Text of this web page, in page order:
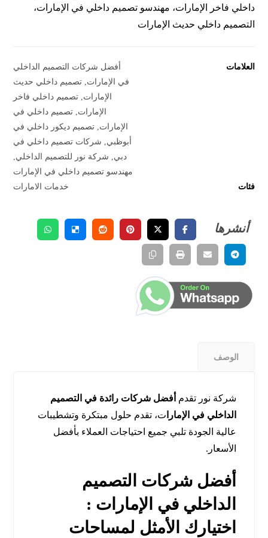
داخلي فاخر الإمارات، مهندسو تصميم داخلي في الإمارات،
التصميم داخلي حديث الإمارات
العلامات
أفضل شركات التصميم الداخلي
في الإمارات, تصميم داخلي حديث
الإمارات, تصميم داخلي فاخر
الإمارات, تصميم داخلي في
الإمارات, تصميم ديكور داخلي في
أبوظبي, شركات تصميم داخلي في
دبي, شركة نور للتصميم الداخلي,
مهندسو تصميم داخلي في الإمارات
فئات
خدمات الامارات
الوصف
شركة نور تقدم أفضل شركات رائدة في التصميم
الداخلي في الإمارا ت، تقدم حلول مبتكرة وتشطيبات
عالية الجودة تلبي جميع احتياجات العملاء بأفضل
الأسعار.
أفضل شركات التصميم
الداخلي في الإمارات :
اختيارك الأمثل لمساحات